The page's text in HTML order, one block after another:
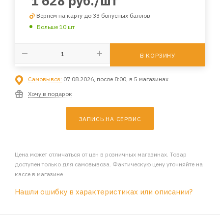
Вернем на карту до 33 бонусных баллов
Больше 10 шт
В КОРЗИНУ
Самовывоз: 07.08.2026, после 8:00, в 5 магазинах
Хочу в подарок
ЗАПИСЬ НА СЕРВИС
Цена может отличаться от цен в розничных магазинах. Товар
доступен только для самовывоза. Фактическую цену уточняйте на
кассе в магазине
Нашли ошибку в характеристиках или описании?